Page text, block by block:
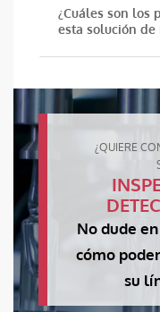
¿Cuáles son los
esta solución de
¿QUIERE
No dude
cómo
su